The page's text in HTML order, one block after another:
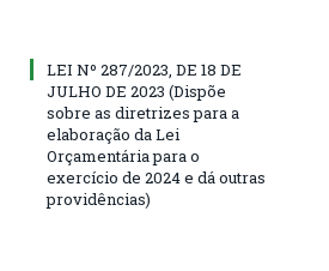
LEI Nº 287/2023, DE 18 DE
JULHO DE 2023 (Dispõe
sobre as diretrizes para a
elaboração da Lei
Orçamentária para o
exercício de 2024 e dá outras
providências)